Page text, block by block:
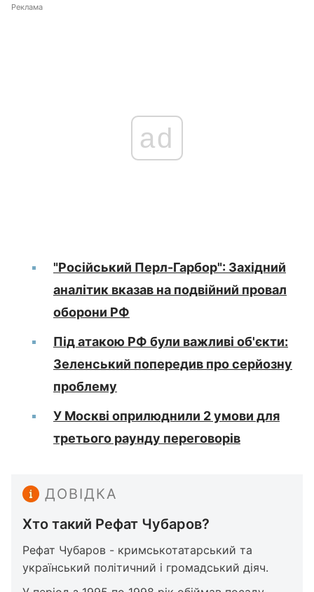
Реклама
ad
"Російський Перл-Гарбор": Західний
аналітик вказав на подвійний провал
оборони РФ
Під атакою РФ були важливі об'єкти:
Зеленський попередив про серйозну
проблему
У Москві оприлюднили 2 умови для
третього раунду переговорів
ДОВІДКА
Хто такий Рефат Чубаров?
Рефат Чубаров - кримськотатарський та
український політичний і громадський діяч.